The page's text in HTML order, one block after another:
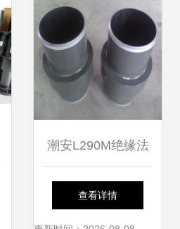
潮安L290M绝缘法
兰疑难解答全攻略
查看详情